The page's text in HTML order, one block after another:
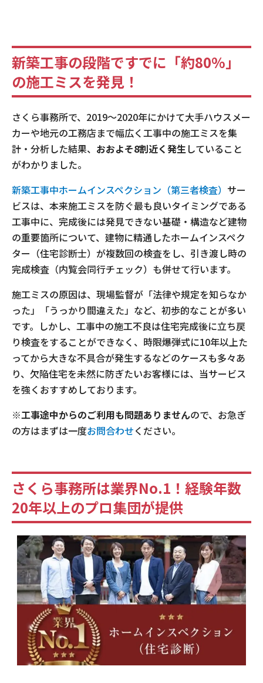
新築工事の段階ですでに「約80%」
の施工ミスを発見！
さくら事務所で、 2019～2020年にかけて大手ハウスメー
カーや地元の工務店まで幅広く工事中の施工ミスを集
計・分析した結果、 おおよそ8割近く発生していること
がわかりました。
新築工事中ホームインスペクション（第三者検査） サー
ビスは、本来施工ミスを防ぐ最も良いタイミングである
工事中に、完成後には発見できない基礎・構造など建物
の重要箇所について、建物に精通したホームインスペク
ター（住宅診断士）が複数回の検査をし、引き渡し時の
完成検査（内覧会同行チェック）も併せて行います。
施工ミスの原因は、現場監督が「法律や規定を知らなか
った」「うっかり間違えた」など、初歩的なことが多い
です。しかし、 工事中の施工不良は住宅完成後に立ち戻
り検査をすることができなく、時限爆弾式に10年以上た
ってから大きな不具合が発生するなどのケースも多々あ
り、欠陥住宅を未然に防ぎたいお客様には、当サービス
を強くおすすめしております。
※工事途中からのご利用も問題ありませんので、お急ぎ
の方はまずは一度お問合わせください。
さくら事務所は業界No.1 ！経験年数
20年以上のプロ集団が提供